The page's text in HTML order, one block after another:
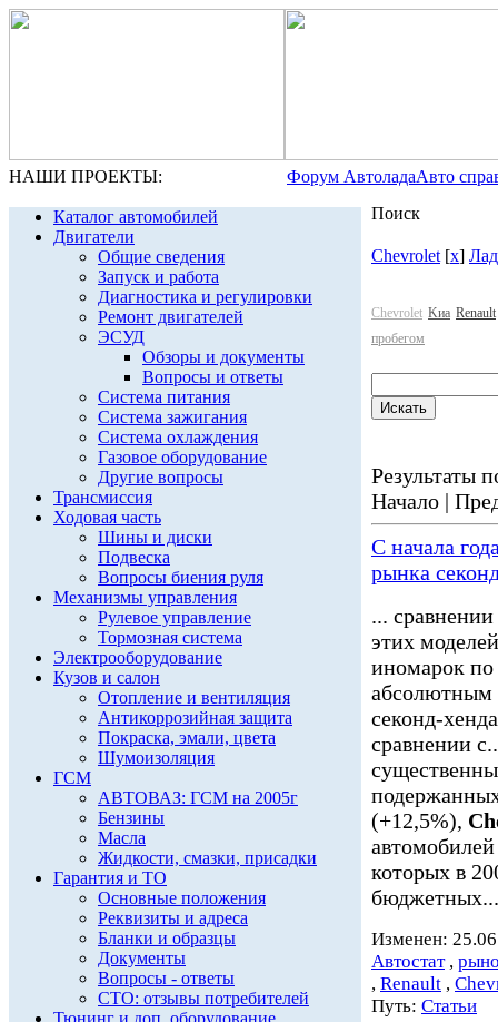
НАШИ ПРОЕКТЫ: Форум АвтоладаАвто
Каталог автомобилей
Двигатели
Общие сведения
Запуск и работа
Диагностика и регулировки
Ремонт двигателей
ЭСУД
Обзоры и документы
Вопросы и ответы
Система питания
Система зажигания
Система охлаждения
Газовое оборудование
Другие вопросы
Трансмиссия
Ходовая часть
Шины и диски
Подвеска
Вопросы биения руля
Механизмы управления
Рулевое управление
Тормозная система
Электрооборудование
Кузов и салон
Отопление и вентиляция
Антикоррозийная защита
Покраска, эмали, цвета
Шумоизоляция
ГСМ
АВТОВАЗ: ГСМ на 2005г
Бензины
Масла
Жидкости, смазки, присадки
Гарантия и ТО
Основные положения
Реквизиты и адреса
Бланки и образцы
Документы
Вопросы - ответы
СТО: отзывы потребителей
Тюнинг и доп. оборудование
Поиск
Chevrolet [x]
Chevrolet Kиа Renault
пробегом
Результаты
Начало |
С начала
рынка
...
этих
иномарок
абсолютным
секонд-
сравнении
(+12,5%),
которых в
бюджетных...
Изменен:
Автостат,
, Renault ,
Путь: Статьи